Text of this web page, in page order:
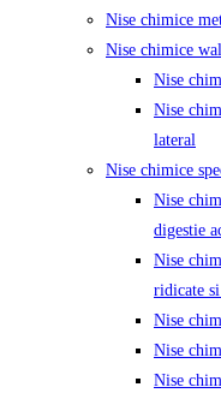
Nise chimice
Nise chimice
Nise
Nise
lateral
Nise chimice
Nise
digestie
Nise
ridicate
Nise
Nise
Nise